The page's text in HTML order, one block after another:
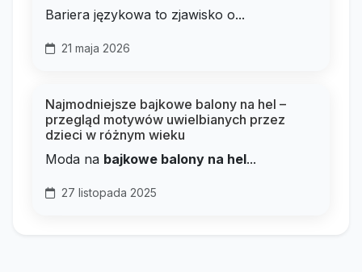
Bariera językowa to zjawisko o...
21 maja 2026
Najmodniejsze bajkowe balony na hel –
przegląd motywów uwielbianych przez
dzieci w różnym wieku
Moda na bajkowe balony na hel...
27 listopada 2025